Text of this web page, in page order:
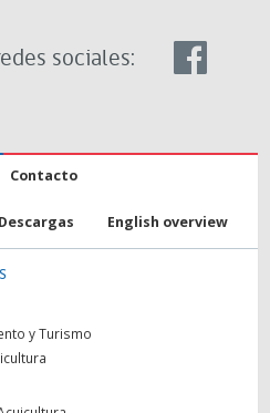
sociales:
Contacto
Descargas English overview
y Turismo